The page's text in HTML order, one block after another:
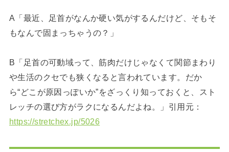
A「最近、足首がなんか硬い気がするんだけど、そもそ
もなんで固まっちゃうの？」
B「足首の可動域って、筋肉だけじゃなくて関節まわり
や生活のクセでも狭くなると言われています。だか
ら“どこが原因っぽいか”をざっくり知っておくと、スト
レッチの選び方がラクになるんだよね。」引用元：
https://stretchex.jp/5026